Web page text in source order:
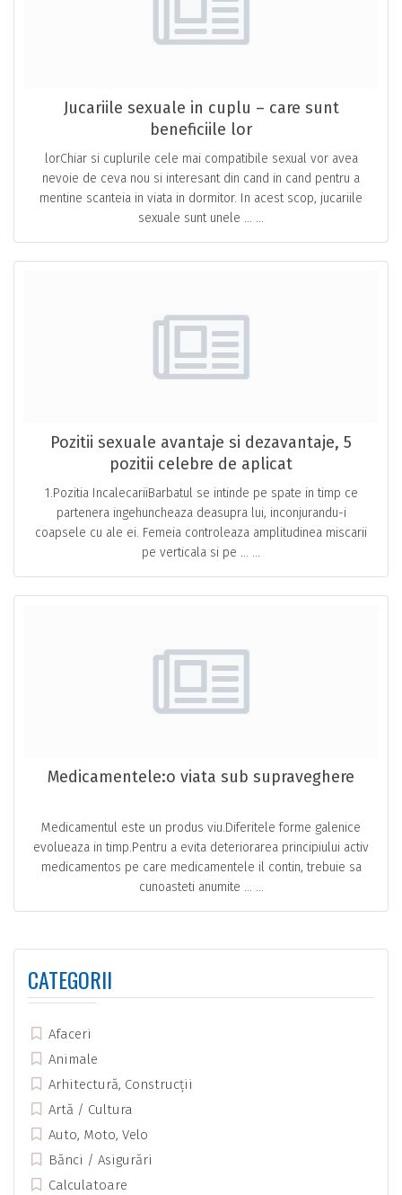
Jucariile sexuale in cuplu – care sunt
beneficiile lor
lorChiar si cuplurile cele mai compatibile sexual vor avea
nevoie de ceva nou si interesant din cand in cand pentru a
mentine scanteia in viata in dormitor. In acest scop, jucariile
sexuale sunt unele … ...
Pozitii sexuale avantaje si dezavantaje, 5
pozitii celebre de aplicat
1.Pozitia IncalecariiBarbatul se intinde pe spate in timp ce
partenera ingehuncheaza deasupra lui, inconjurandu-i
coapsele cu ale ei. Femeia controleaza amplitudinea miscarii
pe verticala si pe … ...
Medicamentele:o viata sub supraveghere
Medicamentul este un produs viu.Diferitele forme galenice
evolueaza in timp.Pentru a evita deteriorarea principiului activ
medicamentos pe care medicamentele il contin, trebuie sa
cunoasteti anumite … ...
CATEGORII
Afaceri
Animale
Arhitectură, Construcții
Artă / Cultura
Auto, Moto, Velo
Bănci / Asigurări
Calculatoare